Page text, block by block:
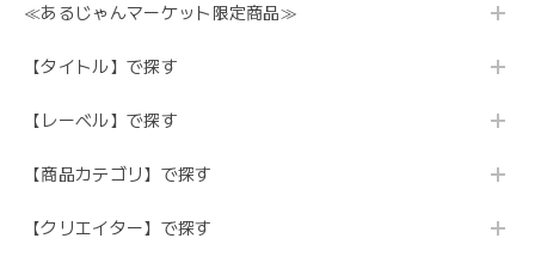
≪あるじゃんマーケット限定商品≫
【タイトル】で探す
【レーベル】で探す
【商品カテゴリ】で探す
【クリエイター】で探す